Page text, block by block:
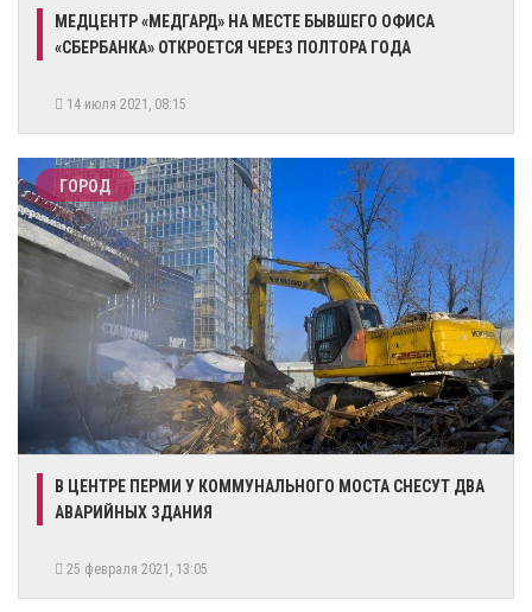
МЕДЦЕНТР «МЕДГАРД» НА МЕСТЕ БЫВШЕГО ОФИСА
«СБЕРБАНКА» ОТКРОЕТСЯ ЧЕРЕЗ ПОЛТОРА ГОДА
14 июля 2021, 08:15
ГОРОД
В ЦЕНТРЕ ПЕРМИ У КОММУНАЛЬНОГО МОСТА СНЕСУТ ДВА
АВАРИЙНЫХ ЗДАНИЯ
25 февраля 2021, 13:05